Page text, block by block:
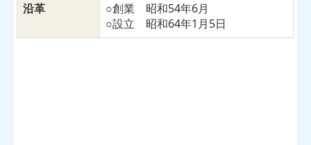
沿革 ○創業 昭和54年6月
○設立 昭和64年1月5日